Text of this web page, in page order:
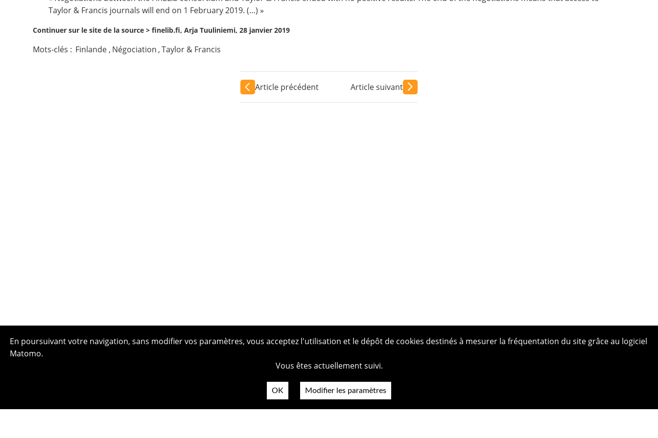
Nous suivre
Taylor & Francis journals will end on 1 February 2019. (…) »
Continuer sur le site de la source >finelib.fi, Arja Tuuliniemi, 28 janvier 2019
Mots-clés : Finlande , Négociation ,Taylor & Francis
Article précédent Article suivant
En poursuivant votre navigation, sans modifier vos paramètres, vous acceptez l'utilisation et le dépôt de cookies destinés à mesurer la fréquentation du site grâce au logiciel
Matomo.
Vous êtes actuellement suivi.
OK Modifier les paramètres